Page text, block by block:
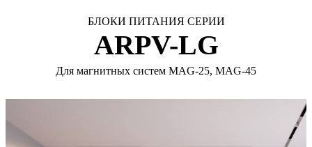
БЛОКИ ПИТАНИЯ СЕРИИ
ARPV-LG
Для магнитных систем MAG-25, MAG-45